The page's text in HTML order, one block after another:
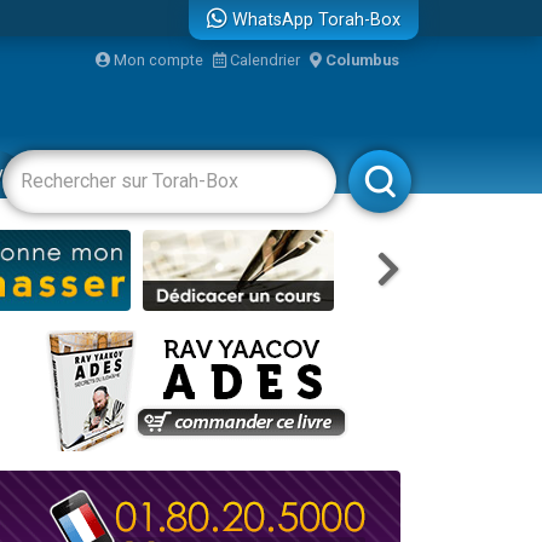
WhatsApp Torah-Box
Mon compte Calendrier Columbus
Livres Rabbanim